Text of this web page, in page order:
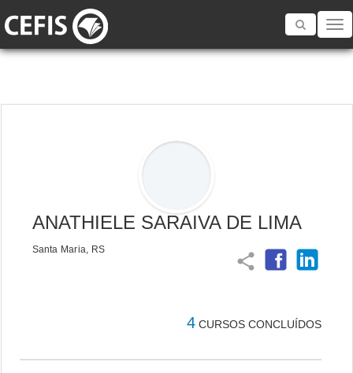
Toggle
ANATHIELE SARAIVA DE LIMA
Santa Maria, RS
share
4 CURSOS CONCLUÍDOS